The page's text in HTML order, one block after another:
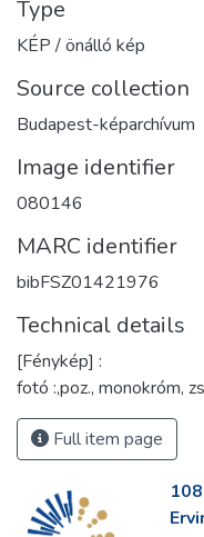
Type
KÉP / önálló kép
Source collection
Budapest-képarchívum
Image identifier
080146
MARC identifier
bibFSZ01421976
Technical details
[Fénykép] :
fotó :,poz., monokróm,
Full item page